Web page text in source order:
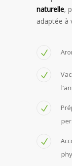
naturelle,
adaptée à